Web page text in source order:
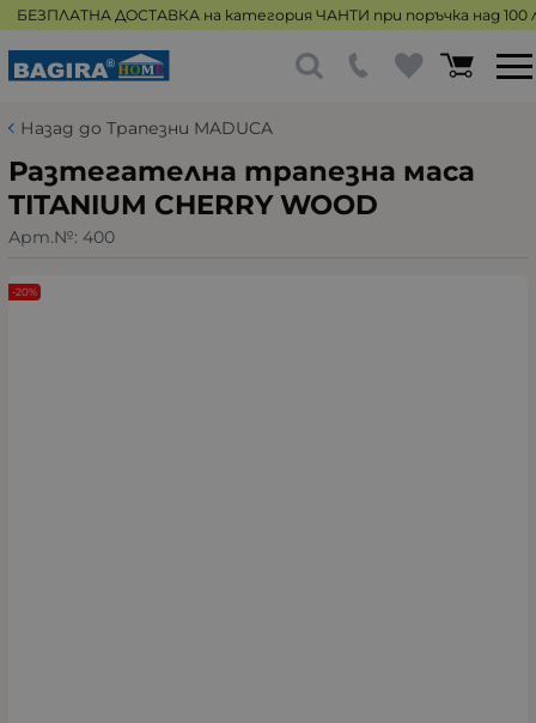
БЕЗПЛАТНА ДОСТАВКА на категория ЧАНТИ при поръчка над 100
Назад до Трапезни MADUCA
Разтегателна трапезна маса
TITANIUM CHERRY WOOD
Арт.№: 400
-20%